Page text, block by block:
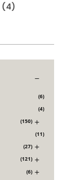
(4)
(6)
(4)
(150)
(11)
(27)
(121)
(6)